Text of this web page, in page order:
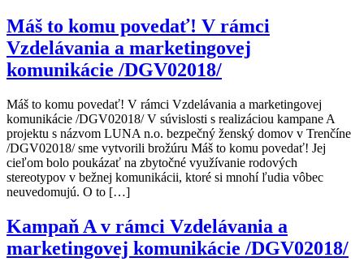
Máš to komu povedať! V rámci
Vzdelávania a marketingovej
komunikácie /DGV02018/
Máš to komu povedať! V rámci Vzdelávania a marketingovej
komunikácie /DGV02018/ V súvislosti s realizáciou kampane A
projektu s názvom LUNA n.o. bezpečný ženský domov v Trenčíne
/DGV02018/ sme vytvorili brožúru Máš to komu povedať! Jej
cieľom bolo poukázať na zbytočné využívanie rodových
stereotypov v bežnej komunikácii, ktoré si mnohí ľudia vôbec
neuvedomujú. O to […]
Kampaň A v rámci Vzdelávania a
marketingovej komunikácie /DGV02018/